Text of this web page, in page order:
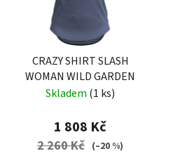
CRAZY SHIRT SLASH
WOMAN WILD GARDEN
Skladem (1 ks)
1 808 Kč
2 260 Kč (–20 %)